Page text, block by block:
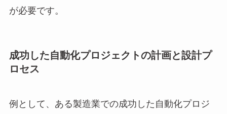
が必要です。
成功した自動化プロジェクトの計画と設計プ
ロセス
例として、ある製造業での成功した自動化プロジ